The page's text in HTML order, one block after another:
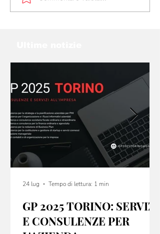
GP 2025 TORINO: SERVIZI
E CONSULENZE PER
24 lug Tempo di lettura: 1 min